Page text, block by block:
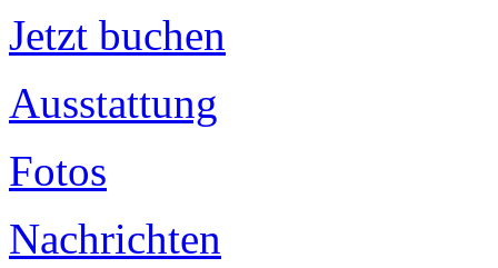
Jetzt buchen
Ausstattung
Fotos
Nachrichten